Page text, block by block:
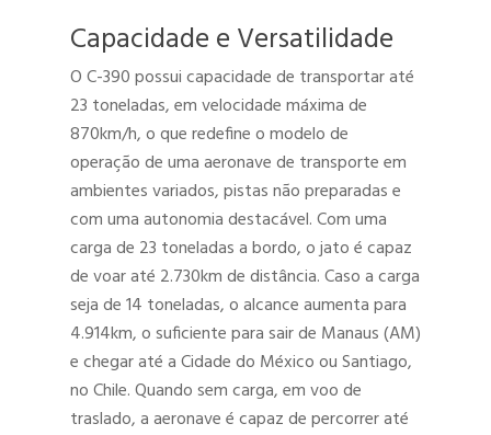
Capacidade e Versatilidade
O C-390 possui capacidade de transportar até
23 toneladas, em velocidade máxima de
870km/h, o que redefine o modelo de
operação de uma aeronave de transporte em
ambientes variados, pistas não preparadas e
com uma autonomia destacável. Com uma
carga de 23 toneladas a bordo, o jato é capaz
de voar até 2.730km de distância. Caso a carga
seja de 14 toneladas, o alcance aumenta para
4.914km, o suficiente para sair de Manaus (AM)
e chegar até a Cidade do México ou Santiago,
no Chile. Quando sem carga, em voo de
traslado, a aeronave é capaz de percorrer até